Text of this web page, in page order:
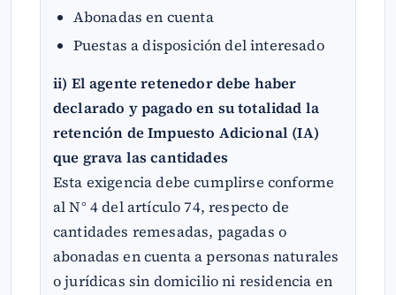
Abonadas en cuenta
Puestas a disposición del interesado
ii) El agente retenedor debe haber
declarado y pagado en su totalidad la
retención de Impuesto Adicional (IA)
que grava las cantidades
Esta exigencia debe cumplirse conforme
al N° 4 del artículo 74, respecto de
cantidades remesadas, pagadas o
abonadas en cuenta a personas naturales
o jurídicas sin domicilio ni residencia en